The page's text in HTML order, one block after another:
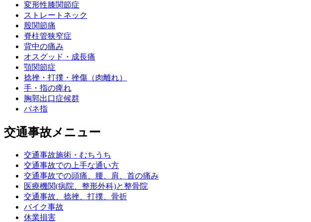
変形性膝関節症
ストレートネック
股関節痛
脊柱管狭窄症
背中の痛み
オスグッド・成長痛
顎関節症
捻挫・打撲・挫傷（肉離れ）
手・指の痺れ
胸郭出口症候群
バネ指
交通事故メニュー
交通事故施術・むちうち
交通事故での上手な通い方
交通事故での頭痛、腰、肩、首の痛み
医療機関(病院、整形外科)と整骨院
交通事故、捻挫、打撲、骨折
バイク事故
休業損害